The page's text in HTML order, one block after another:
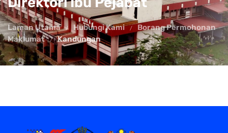
Laman Utama Hubungi Kami
Borang Permohonan
Maklumat
Kandungan